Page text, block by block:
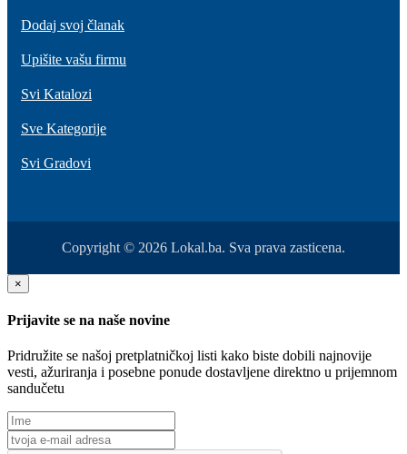
Dodaj svoj članak
Upišite vašu firmu
Svi Katalozi
Sve Kategorije
Svi Gradovi
Copyright © 2026 Lokal.ba. Sva prava zasticena.
×
Prijavite se na naše novine
Pridružite se našoj pretplatničkoj listi kako biste dobili najnovije
vesti, ažuriranja i posebne ponude dostavljene direktno u prijemnom
sandučetu